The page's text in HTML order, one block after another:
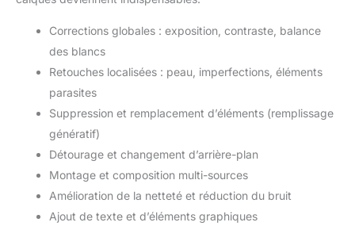
Corrections globales : exposition, contraste, balance
des blancs
Retouches localisées : peau, imperfections, éléments
parasites
Suppression et remplacement d’éléments (remplissage
génératif)
Détourage et changement d’arrière-plan
Montage et composition multi-sources
Amélioration de la netteté et réduction du bruit
Ajout de texte et d’éléments graphiques